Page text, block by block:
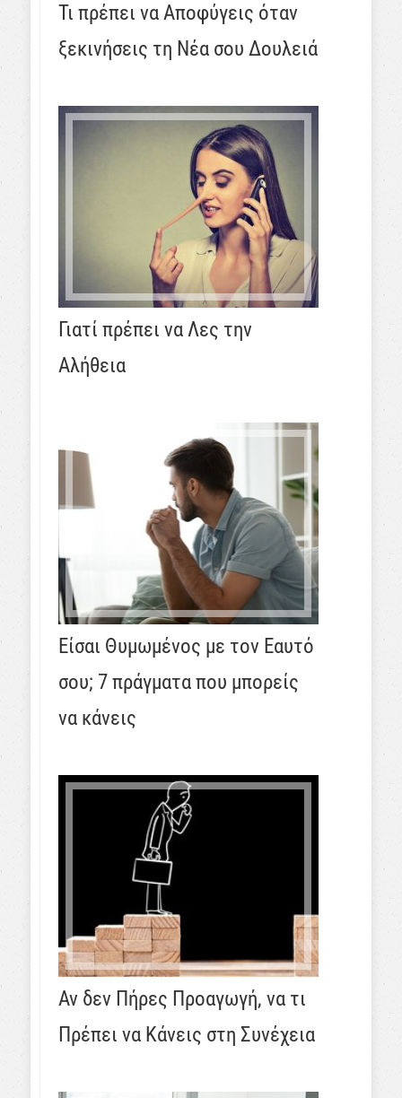
Τι πρέπει να Αποφύγεις όταν
ξεκινήσεις τη Νέα σου Δουλειά
Γιατί πρέπει να Λες την
Αλήθεια
Είσαι Θυμωμένος με τον Εαυτό
σου; 7 πράγματα που μπορείς
να κάνεις
Αν δεν Πήρες Προαγωγή, να τι
Πρέπει να Κάνεις στη Συνέχεια